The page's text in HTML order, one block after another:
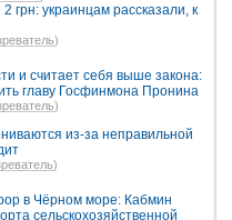
грн: украинцам рассказали, к
)
и считает себя выше закона:
главу Госфинмона Пронина
)
из-за неправильной
)
в Чёрном море: Кабмин
сельскохозяйственной